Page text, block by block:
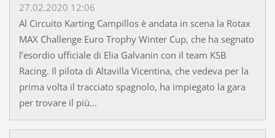
27.02.2020 12:06
Al Circuito Karting Campillos è andata in scena la Rotax
MAX Challenge Euro Trophy Winter Cup, che ha segnato
l’esordio ufficiale di Elia Galvanin con il team KSB
Racing. Il pilota di Altavilla Vicentina, che vedeva per la
prima volta il tracciato spagnolo, ha impiegato la gara
per trovare il più...